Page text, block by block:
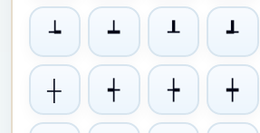
┶ ┷ ┸ ┹
┼ ┽ ┾ ┿